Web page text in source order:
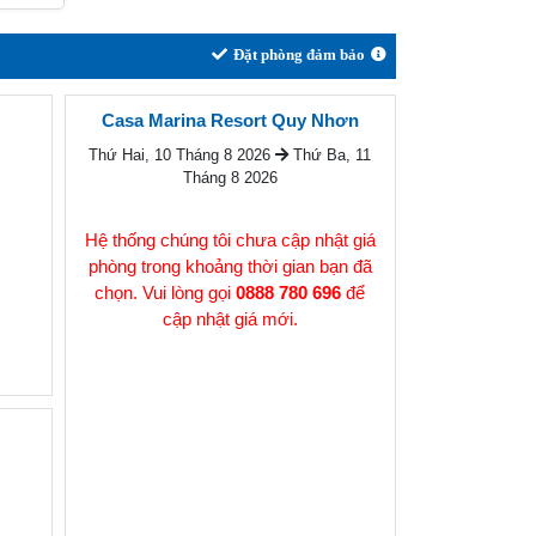
Đặt phòng đảm bảo
Casa Marina Resort Quy Nhơn
Thứ Hai, 10 Tháng 8 2026
Thứ Ba, 11
Tháng 8 2026
Hệ thống chúng tôi chưa cập nhật giá
phòng trong khoảng thời gian bạn đã
chọn. Vui lòng gọi0888 780 696 để
cập nhật giá mới.